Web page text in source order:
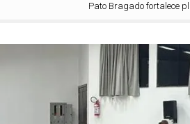
Pato Bragado fortalece planejamento